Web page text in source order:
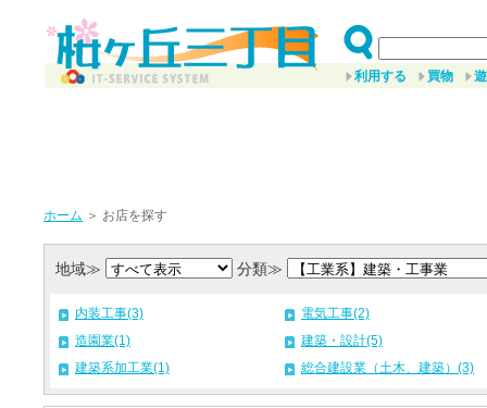
利用する 買物
ホーム ＞ お店を探す
地域≫ 分類≫
内装工事(3)
電気工事(2)
造園業(1)
建築・設計(5)
建築系加工業(1)
総合建設業（土木、建築）(3)